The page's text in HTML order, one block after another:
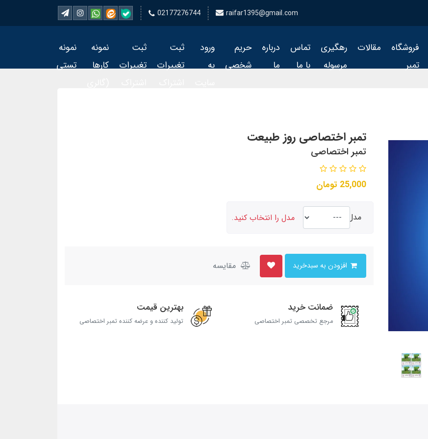
02177276744 raifar1395@gmail.com
فروشگاه
تمبر
مقالات
رهگیری
مرسوله
تماس
با ما
درباره
ما
حریم
شخصی
ورود
به
ثبت
تغییرات
ثبت
تغییرات
نمونه
کارها
نمونه
تستی
تمبر اختصاصی روز طبیعت
تمبر اختصاصی
25,000 تومان
مدل مدل را انتخاب کنید.
مقایسه
ضمانت خرید
مرجع تخصصی تمبر اختصاصی
بهترین قیمت
تولید کننده و عرضه کننده تمبر اختصاصی